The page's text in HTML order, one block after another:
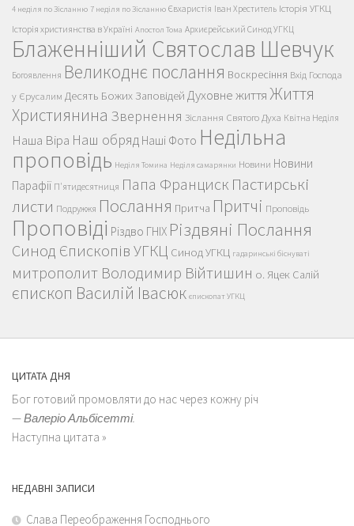
4 неділя по Зісланню 7 неділя по Зісланню Євхаристія Іван Хреститель Історія УГКЦ
Історія християнства в Україні Апостол Тома Архиєрейський Синод УГКЦ
Блаженніший Святослав Шевчук
Богоявлення Великоднє послання Воскресіння Вхід Господа
у Єрусалим Десять Божих Заповідей Духовне життяЖиття
Християнина Звернення Зіслання Святого Духа Квітна Неділя
Наша Віра Наш обряд Наші Фото Недільна
проповідь Неділя Томина Неділя самарянки Новини Новини
Парафії П'ятидесятниця Папа Франциск Пастирські
листи Подружжя Послання Притча Притчі Проповідь
Проповіді Різдво ГНІХ Різдвяні Послання
Синод Єпископів УГКЦ Синод УГКЦ гадаринські біснуваті
митрополит Володимир Війтишин о. Яцек Салій
єпископ Василій Івасюк єпископат УГКЦ
ЦИТАТА ДНЯ
Бог готовий промовляти до нас через кожну річ
—Валеріо Альбісетті.
Наступна цитата »
НЕДАВНІ ЗАПИСИ
Слава Переображення Господнього